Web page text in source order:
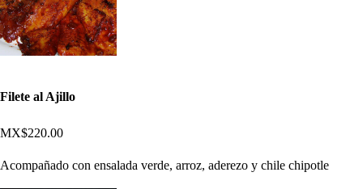
Filete al Ajillo
MX$220.00
Acompañado con ensalada verde, arroz, aderezo y chile chipotle